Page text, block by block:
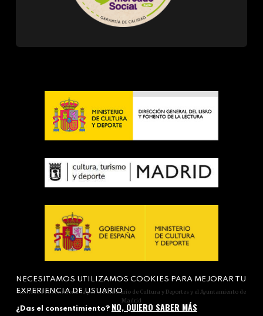
Actividad subvencionada por el Ministerio de Cultura y Deportes y el Ayuntamiento de
Madrid
NECESITAMOS UTILIZAMOS COOKIES PARA MEJORAR TU
EXPERIENCIA DE USUARIO
¿Das el consentimiento? NO, QUIERO SABER MÁS